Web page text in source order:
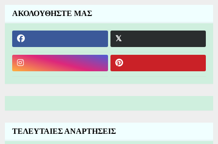
ΑΚΟΛΟΥΘΗΣΤΕ ΜΑΣ
ΤΕΛΕΥΤΑΙΕΣ ΑΝΑΡΤΗΣΕΙΣ